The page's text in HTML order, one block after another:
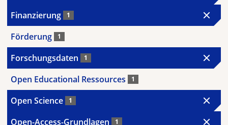
Finanzierung 1
Förderung 1
Forschungsdaten 1
Open Educational Ressources 1
Open Science 1
Open-Access-Grundlagen 1